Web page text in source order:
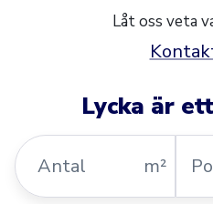
Låt oss veta
Lycka är
Antal
m²